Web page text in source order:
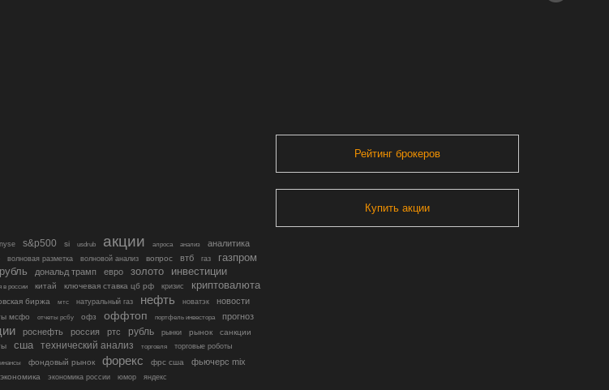
Рейтинг брокеров
Купить акции
nyse s&p500 si usdrub акции алроса анализ аналитика
волновая разметка волновой анализ вопрос втб газ газпром
дональд трамп евро золото инвестиции
в россии китай ключевая ставка цб рф кризис криптовалюта
биржа мтс натуральный газ нефть новатэк новости
мсфо отчеты рсбу офз оффтоп портфель инвестора
прогноз
роснефть россия ртс рубль рынки рынок санкции
сша технический анализ торговля торговые роботы
фондовый рынок форекс фрс сша фьючерс mix
экономика экономика россии юмор яндекс